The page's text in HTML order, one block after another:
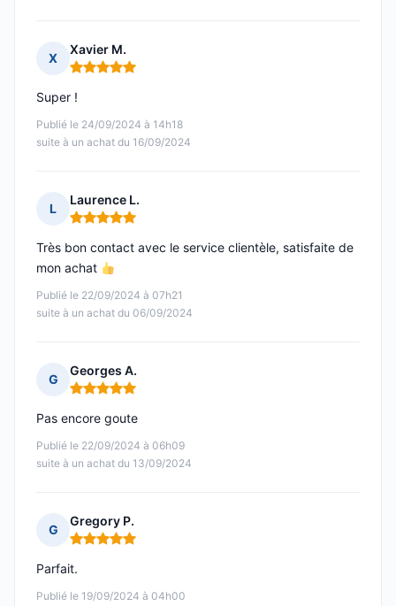
X
Xavier M.
Note : 5 sur 5
Publié le 24/09/2024 à 14h18
suite à un achat du 16/09/2024
Super !
L
Laurence L.
Note : 5 sur 5
Publié le 22/09/2024 à 07h21
suite à un achat du 06/09/2024
Très bon contact avec le service clientèle, satisfaite de
mon achat
G
Georges A.
Note : 5 sur 5
Publié le 22/09/2024 à 06h09
suite à un achat du 13/09/2024
Pas encore goute
G
Gregory P.
Note : 5 sur 5
Publié le 19/09/2024 à 04h00
Parfait.